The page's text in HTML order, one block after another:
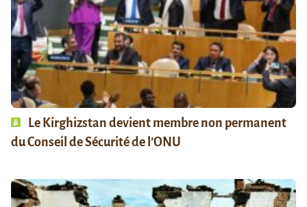
Le Kirghizstan devient membre non permanent
du Conseil de Sécurité de l’ONU